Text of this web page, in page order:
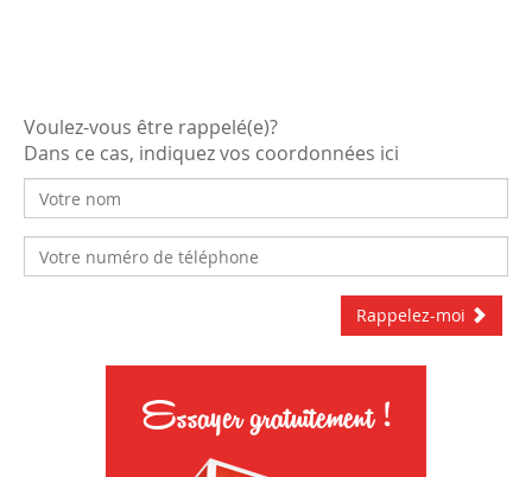
Voulez-vous être rappelé(e)?
Dans ce cas, indiquez vos coordonnées ici
Rappelez-moi
Essayer gratuitement !